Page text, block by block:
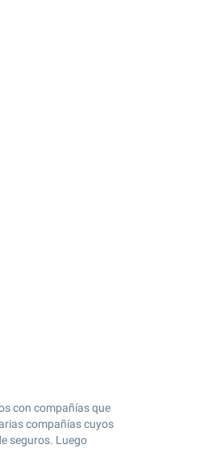
con compañías que
compañías cuyos
seguros. Luego